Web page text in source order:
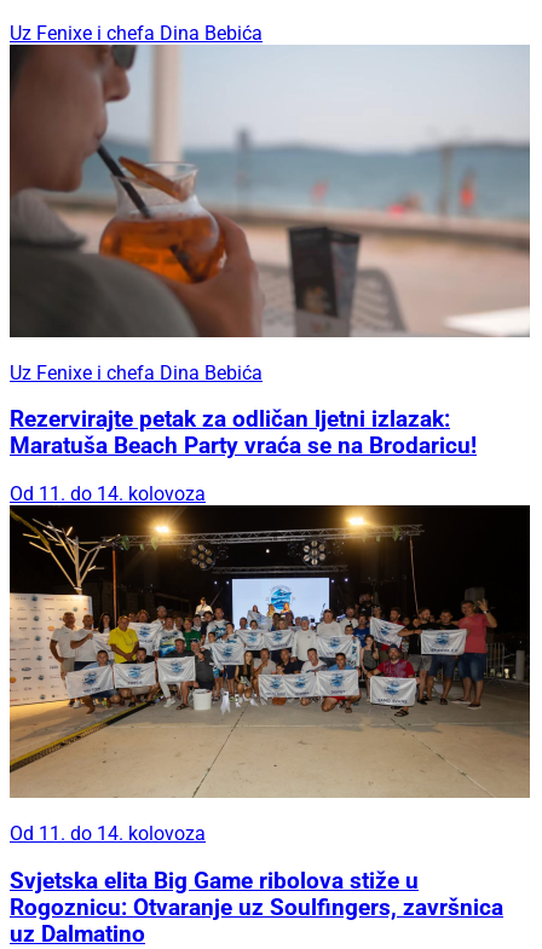
Uz Fenixe i chefa Dina Bebića
Uz Fenixe i chefa Dina Bebića
Rezervirajte petak za odličan ljetni izlazak:
Maratuša Beach Party vraća se na Brodaricu!
Od 11. do 14. kolovoza
Od 11. do 14. kolovoza
Svjetska elita Big Game ribolova stiže u
Rogoznicu: Otvaranje uz Soulfingers, završnica
uz Dalmatino